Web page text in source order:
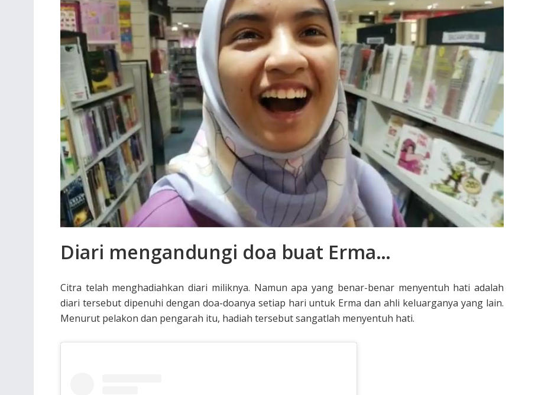
Diari mengandungi doa buat Erma…
Citra telah menghadiahkan diari miliknya. Namun apa yang benar-benar menyentuh hati adalah
diari tersebut dipenuhi dengan doa-doanya setiap hari untuk Erma dan ahli keluarganya yang lain.
Menurut pelakon dan pengarah itu, hadiah tersebut sangatlah menyentuh hati.